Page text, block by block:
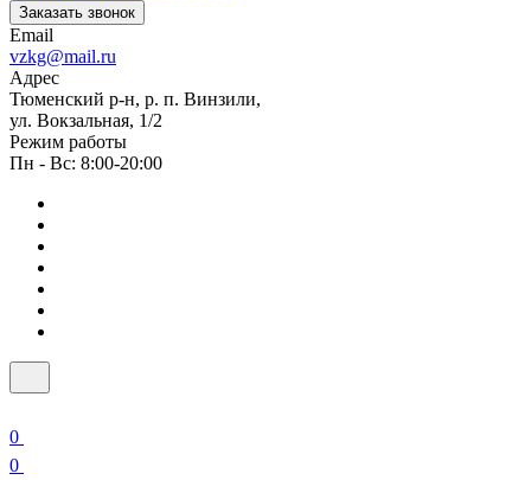
Заказать звонок
Email
vzkg@mail.ru
Адрес
Тюменский р-н, р. п. Винзили,
ул. Вокзальная, 1/2
Режим работы
Пн - Вс: 8:00-20:00
0
0